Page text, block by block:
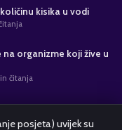
kisika u vodi
organizme koji žive u
čitanja
posjeta) uvijek su